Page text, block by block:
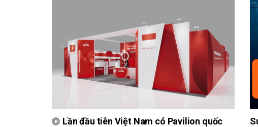
Lần đầu tiên Việt Nam có Pavilion quốc